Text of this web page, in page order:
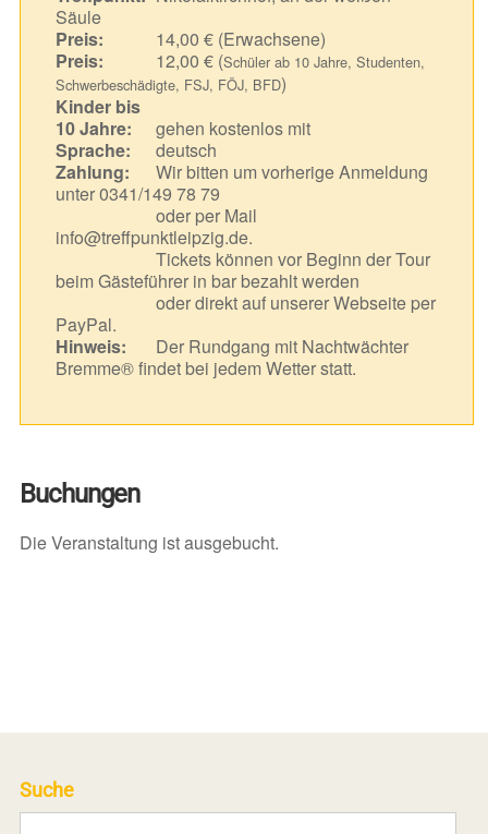
Säule
Preis:
14,00 € (Erwachsene)
Preis:
12,00 € (Schüler ab 10 Jahre, Studenten,
Schwerbeschädigte, FSJ, FÖJ, BFD)
Kinder bis
10 Jahre:
gehen kostenlos mit
Sprache:
deutsch
Zahlung:
Wir bitten um vorherige Anmeldung
unter 0341/149 78 79
oder per Mail
info@treffpunktleipzig.de.
Tickets können vor Beginn der Tour
beim Gästeführer in bar bezahlt werden
oder direkt auf unserer Webseite per
PayPal.
Hinweis:
Der Rundgang mit Nachtwächter
Bremme® findet bei jedem Wetter statt.
Buchungen
Die Veranstaltung ist ausgebucht.
Suche